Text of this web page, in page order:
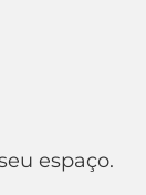
espaço.